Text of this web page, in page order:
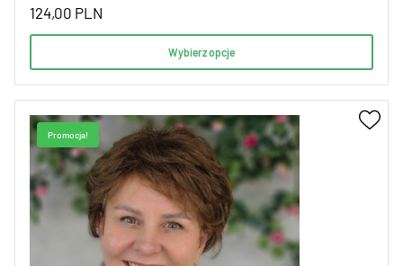
124,00 PLN
Wybierz opcje
Promocja!